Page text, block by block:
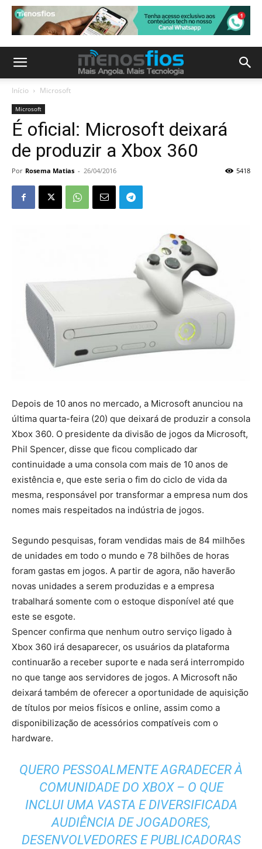
Início Microsoft
Microsoft
É oficial: Microsoft deixará
de produzir a Xbox 360
Por Rosema Matias - 26/04/2016 5418
Depois de 10 anos no mercado, a Microsoft anunciou na
última quarta-feira (20) que deixará de produzir a consola
Xbox 360. O presidente da divisão de jogos da Microsoft,
Phil Spencer, disse que ficou complicado dar
continuidade a uma consola com mais de 10 anos de
existência e, que este seria o fim do ciclo de vida da
mesma, responsável por transformar a empresa num dos
nomes mais respeitados na indústria de jogos.
Segundo pesquisas, foram vendidas mais de 84 milhões
de unidades em todo o mundo e 78 bilhões de horas
foram gastas em jogos. A partir de agora, não haverão
novas unidades a serem produzidas e a empresa
trabalhará somente com o estoque disponível até que
este se esgote.
Spencer confirma que nenhum outro serviço ligado à
Xbox 360 irá desaparecer, os usuários da plataforma
continuarão a receber suporte e nada será interrompido
no que tange aos servidores de jogos. A Microsoft não
deixará também de oferecer a oportunidade de aquisição
de títulos por meios físicos e online, assim como a
disponibilização de acessórios compatíveis com o
hardware.
QUERO PESSOALMENTE AGRADECER À
COMUNIDADE DO XBOX – O QUE
INCLUI UMA VASTA E DIVERSIFICADA
AUDIÊNCIA DE JOGADORES,
DESENVOLVEDORES E PUBLICADORAS